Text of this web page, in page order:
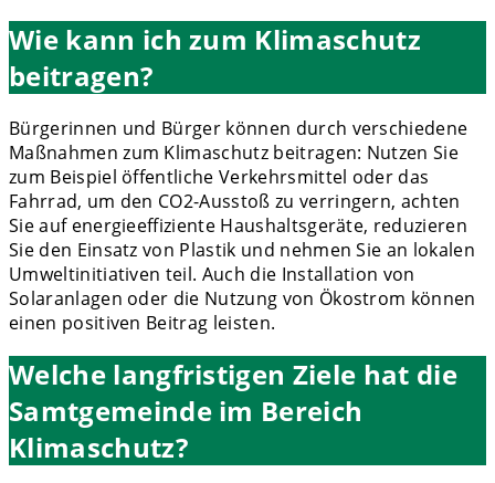
Wie kann ich zum Klimaschutz
beitragen?
Bürgerinnen und Bürger können durch verschiedene
Maßnahmen zum Klimaschutz beitragen: Nutzen Sie
zum Beispiel öffentliche Verkehrsmittel oder das
Fahrrad, um den CO2-Ausstoß zu verringern, achten
Sie auf energieeffiziente Haushaltsgeräte, reduzieren
Sie den Einsatz von Plastik und nehmen Sie an lokalen
Umweltinitiativen teil. Auch die Installation von
Solaranlagen oder die Nutzung von Ökostrom können
einen positiven Beitrag leisten.
Welche langfristigen Ziele hat die
Samtgemeinde im Bereich
Klimaschutz?